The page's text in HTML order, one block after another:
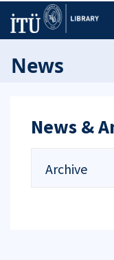
News
News &
Archive